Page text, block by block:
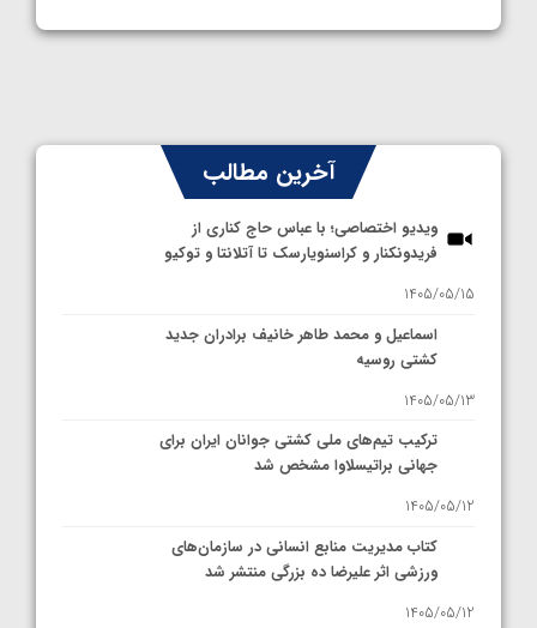
آخرین مطالب
ویدیو اختصاصی؛ با عباس حاج کناری از
فریدونکنار و کراسنویارسک تا آتلانتا و توکیو
1405/05/15
اسماعیل و محمد طاهر خانیف برادران جدید
کشتی روسیه
1405/05/13
ترکیب تیم‌های ملی کشتی جوانان ایران برای
جهانی براتیسلاوا مشخص شد
1405/05/12
کتاب مدیریت منابع انسانی در سازمان‌های
ورزشی اثر علیرضا ده بزرگی منتشر شد
1405/05/12